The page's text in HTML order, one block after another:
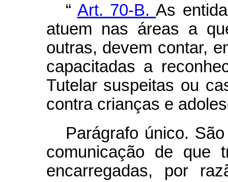
“ Art. 70-B.As
atuem nas áreas a
outras, devem contar,
capacitadas a
Tutelar suspeitas ou
contra crianças e
Parágrafo único.
comunicação de que
encarregadas, por